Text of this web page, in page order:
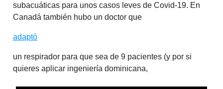
subacuáticas para unos casos leves de Covid-19. En
Canadá también hubo un doctor que
adaptó
un respirador para que sea de 9 pacientes (y por si
quieres aplicar ingeniería dominicana,